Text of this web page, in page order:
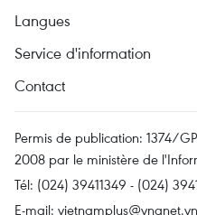
Langues
Service d'information
Contact
Permis de publication: 1374/
2008 par le ministère de
Tél: (024) 39411349 - (024)
E-mail: vietnamplus@vnanet.vn